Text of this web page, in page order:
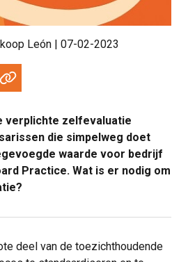
León | 07-02-2023
verplichte zelfevaluatie
die simpelweg doet
waarde voor bedrijf
Practice. Wat is er nodig om
deel van de toezichthoudende